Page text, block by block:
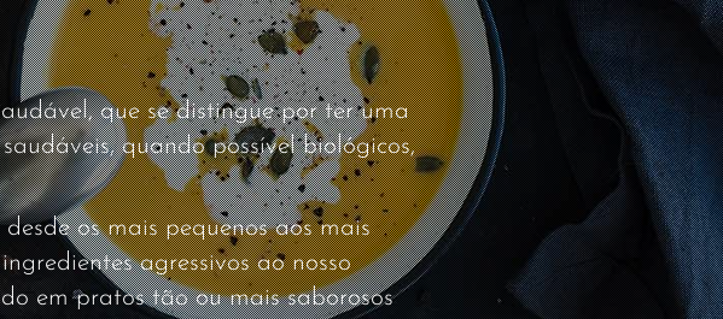
que se distingue por ter uma
quando possível biológicos,
os mais pequenos aos mais
agressivos ao nosso
em pratos tão ou mais saborosos